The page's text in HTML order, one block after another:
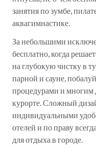
занятия по зумбе,
аквагимнастике.
За небольшими
бесплатно, когда
на глубокую чистку в
парной и сауне,
процедурами и многим
курорте. Сложный
индивидуальными
отелей и по праву
для отдыха в городе.